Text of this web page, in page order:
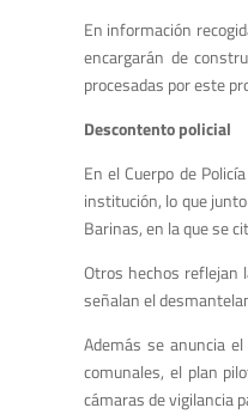
En información
encargarán de
procesadas por este
Descontento policial
En el Cuerpo de
institución, lo que
Barinas, en la que se
Otros hechos reflejan
señalan el
Además se anuncia
comunales, el plan
cámaras de vigilancia